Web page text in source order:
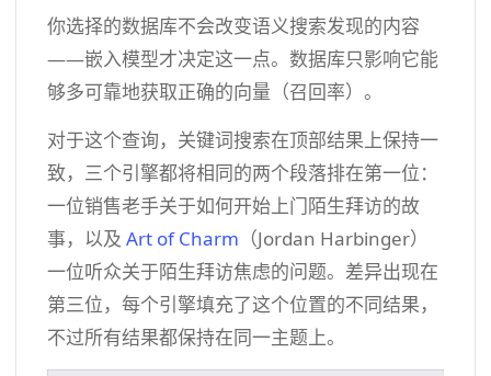
你选择的数据库不会改变语义搜索发现的内容
——嵌入模型才决定这一点。数据库只影响它能
够多可靠地获取正确的向量（召回率）。
对于这个查询，关键词搜索在顶部结果上保持一
致，三个引擎都将相同的两个段落排在第一位：
一位销售老手关于如何开始上门陌生拜访的故
事，以及 Art of Charm （Jordan Harbinger）
一位听众关于陌生拜访焦虑的问题。差异出现在
第三位，每个引擎填充了这个位置的不同结果，
不过所有结果都保持在同一主题上。